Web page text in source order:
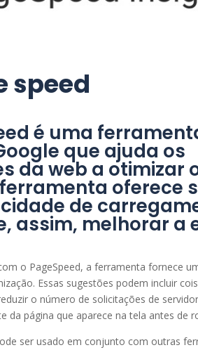
speed
​​é uma
que ajuda os
da web a otimizar
oferece
de
assim, melhorar a
o PageSpeed, a ferramenta fornece
Essas sugestões podem incluir
o número de solicitações de
da página que aparece na tela antes de
ser usado em conjunto com outras